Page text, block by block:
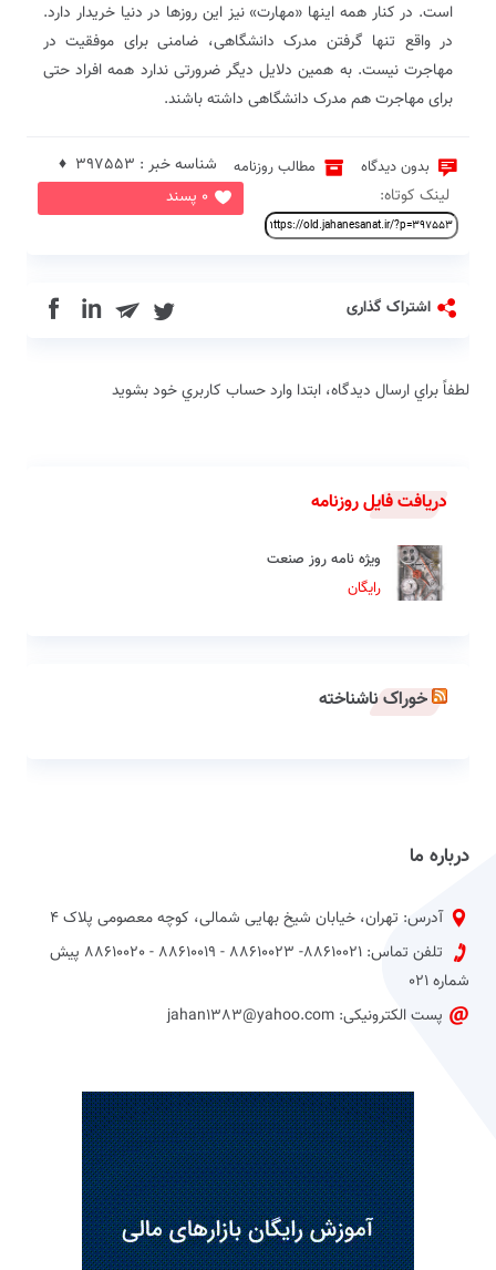
است. در کنار همه اینها «مهارت» نیز این روزها در دنیا خریدار دارد.
در واقع تنها گرفتن مدرک دانشگاهی، ضامنی برای موفقیت در
مهاجرت نیست. به همین دلایل دیگر ضرورتی ندارد همه افراد حتی
برای مهاجرت هم مدرک دانشگاهی داشته باشند.
بدون دیدگاه مطالب روزنامه
0 پسند
شناسه خبر : 397553 ♦
لینک کوتاه:
اشتراک گذاری in
لطفاً براي ارسال دیدگاه، ابتدا وارد حساب كاربري خود بشويد
دریافت فایل روزنامه
ویژه نامه روز صنعت
رایگان
خوراک ناشناخته
درباره ما
آدرس: تهران، خیابان شیخ بهایی شمالی، کوچه معصومی پلاک 4
تلفن تماس: 88610021- 88610023 - 88610019 - 88610020 پیش
شماره 021
پست الکترونیکی: jahan1383@yahoo.com